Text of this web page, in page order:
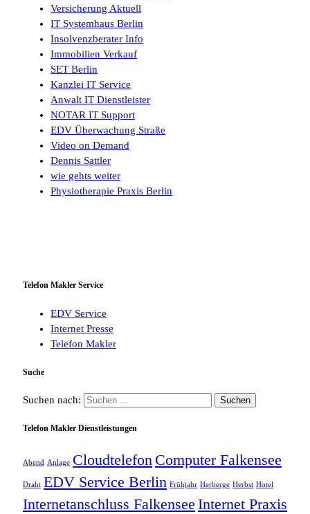
Versicherung Aktuell
IT Systemhaus Berlin
Insolvenzberater Info
Immobilien Verkauf
SET Berlin
Kanzlei IT Service
Anwalt IT Dienstleister
NOTAR IT Support
EDV Überwachung Straße
Video on Demand
Dennis Sattler
wie gehts weiter
Physiotherapie Praxis Berlin
Telefon Makler Service
EDV Service
Internet Presse
Telefon Makler
Suche
Suchen nach:
Telefon Makler Dienstleistungen
Abend Anlage Cloudtelefon Computer Falkensee
Draht EDV Service Berlin Frühjahr Herberge Herbst Hotel
Internetanschluss Falkensee Internet Praxis